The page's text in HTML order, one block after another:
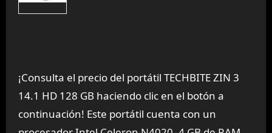
¡Consulta el precio del portátil TECHBITE ZIN 3
14.1 HD 128 GB haciendo clic en el botón a
continuación! Este portátil cuenta con un